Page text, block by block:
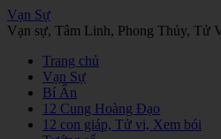
Vạn Sự
Vạn sự, Tâm Linh, Phong Thủy, Tử
Trang chủ
Vạn Sự
Bí Ẩn
12 Cung Hoàng Đạo
12 con giáp, Tử vi, Xem bói